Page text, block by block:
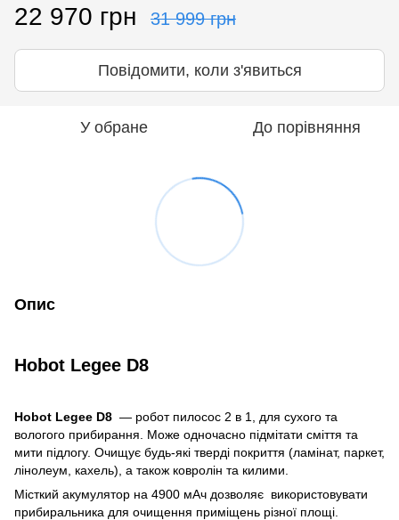
22 970 грн 31 999 грн
Повідомити, коли з'явиться
У обране До порівняння
Опис
Hobot Legee D8
Hobot Legee D8 — робот пилосос 2 в 1, для сухого та
вологого прибирання. Може одночасно підмітати сміття та
мити підлогу. Очищує будь-які тверді покриття (ламінат, паркет,
лінолеум, кахель), а також ковролін та килими.
Місткий акумулятор на 4900 мАч дозволяє використовувати
прибиральника для очищення приміщень різної площі.